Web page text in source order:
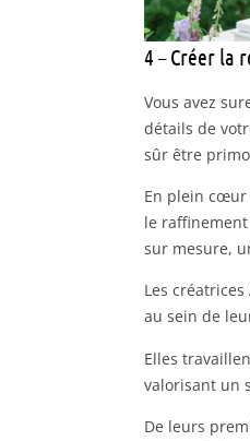
4 – Créer la
Vous avez
détails de
sûr être
En plein cœur
le
sur mesure,
Les
au sein de
Elles
valorisant un
De leurs